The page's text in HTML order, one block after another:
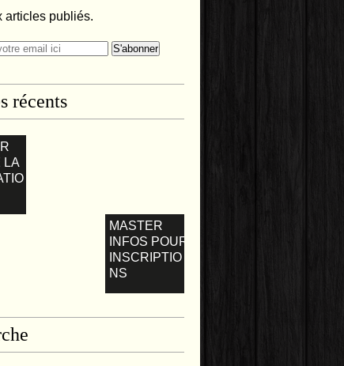
articles publiés.
récents
LA
MASTER
INFOS POUR
INSCRIPTIO
NS